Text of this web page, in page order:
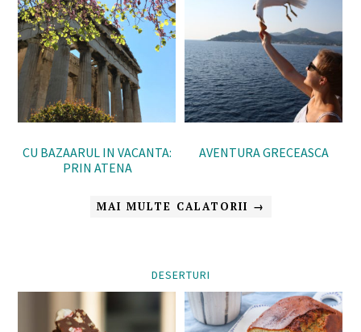
CU BAZAARUL IN VACANTA:
PRIN ATENA
AVENTURA GRECEASCA
MAI MULTE CALATORII →
DESERTURI